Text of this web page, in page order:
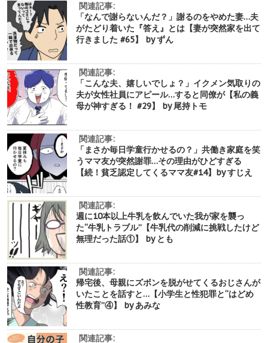
関連記事:
「なんで謝らないんだ？」謝るのをやめた妻…夫
がたどり着いた『答え』とは【妻が突然家を出て
行きました #65】 by ずん
関連記事:
「こんな夫、嬉しいでしょ？」イクメン気取りの
夫が女性社員にアピール…すると同僚が【私の義
母が神すぎる！ #29】 by 尾持トモ
関連記事:
「まさか毎日学童行かせるの？」共働き家庭を笑
うママ友が突然謝罪…その理由がひどすぎる
【続！貧乏認定してくるママ友#14】by すじえ
関連記事:
週に10本以上牛乳を飲んでいた我が家を襲っ
た“牛乳トラブル”【牛乳代の削減に挑戦したけど
無理だった話①】 by とも
関連記事:
帰宅後、母親にズボンを脱がせてくるおじさんが
いたことを話すと…【小学生と性犯罪と“はどめ
性教育”④】 by あみな
関連記事: